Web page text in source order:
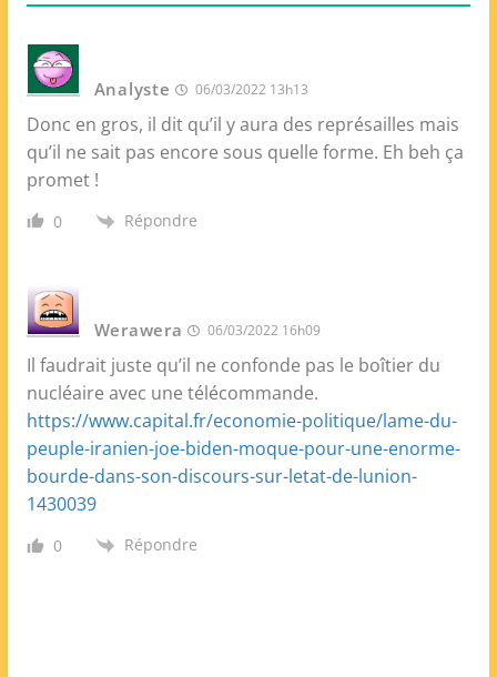
Analyste 06/03/2022 13h13
Donc en gros, il dit qu’il y aura des représailles mais
qu’il ne sait pas encore sous quelle forme. Eh beh ça
promet !
0 Répondre
Werawera 06/03/2022 16h09
Il faudrait juste qu’il ne confonde pas le boîtier du
nucléaire avec une télécommande.
https://www.capital.fr/economie-politique/lame-du-
peuple-iranien-joe-biden-moque-pour-une-enorme-
bourde-dans-son-discours-sur-letat-de-lunion-
1430039
0 Répondre